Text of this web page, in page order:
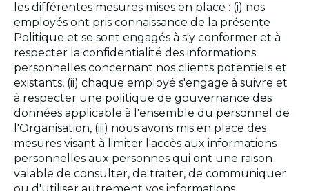
les différentes mesures mises en place : (i) nos
employés ont pris connaissance de la présente
Politique et se sont engagés à s'y conformer et à
respecter la confidentialité des informations
personnelles concernant nos clients potentiels et
existants, (ii) chaque employé s'engage à suivre et
à respecter une politique de gouvernance des
données applicable à l'ensemble du personnel de
l'Organisation, (iii) nous avons mis en place des
mesures visant à limiter l'accès aux informations
personnelles aux personnes qui ont une raison
valable de consulter, de traiter, de communiquer